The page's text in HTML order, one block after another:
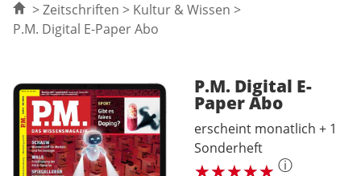
Zeitschriften
Kultur & Wissen
P.M. Digital E-Paper Abo
P.M. Digital E-
PaperAbo
erscheint monatlich + 1
Sonderheft
ⓘ